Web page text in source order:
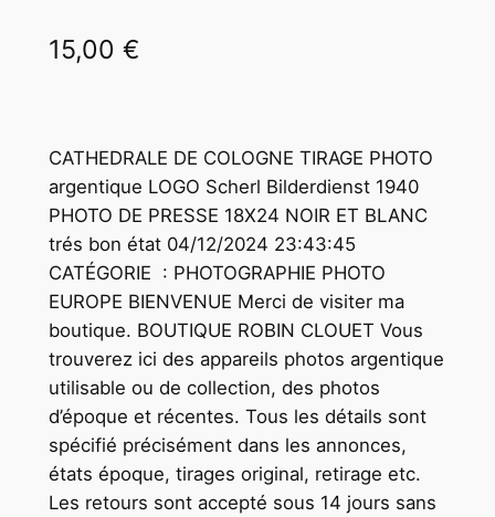
15,00 €
CATHEDRALE DE COLOGNE TIRAGE PHOTO
argentique LOGO Scherl Bilderdienst 1940
PHOTO DE PRESSE 18X24 NOIR ET BLANC
trés bon état 04/12/2024 23:43:45
CATÉGORIE : PHOTOGRAPHIE PHOTO
EUROPE BIENVENUE Merci de visiter ma
boutique. BOUTIQUE ROBIN CLOUET Vous
trouverez ici des appareils photos argentique
utilisable ou de collection, des photos
d’époque et récentes. Tous les détails sont
spécifié précisément dans les annonces,
états époque, tirages original, retirage etc.
Les retours sont accepté sous 14 jours sans